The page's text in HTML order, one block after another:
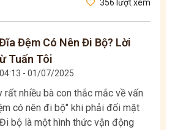
356 lượt xem
Đệm Có Nên Đi Bộ? Lời
Tuấn Tôi
04:13 - 01/07/2025
rất nhiều bà con thắc mắc về vấn
có nên đi bộ" khi phải đối mặt
bộ là một hình thức vận động